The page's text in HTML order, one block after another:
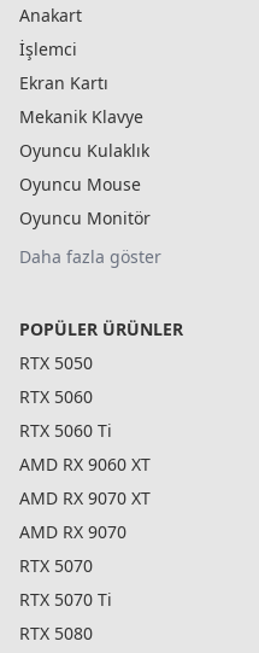
Anakart
İşlemci
Ekran Kartı
Mekanik Klavye
Oyuncu Kulaklık
Oyuncu Mouse
Oyuncu Monitör
Daha fazla göster
POPÜLER ÜRÜNLER
RTX 5050
RTX 5060
RTX 5060 Ti
AMD RX 9060 XT
AMD RX 9070 XT
AMD RX 9070
RTX 5070
RTX 5070 Ti
RTX 5080